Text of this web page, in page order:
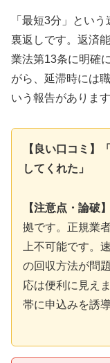
「最短3分」とい
裏返しです。返済
業法第13条に明確
がら、延滞時には
いう報告があります
【良い口コミ】
してくれた」
【注意点・論破】
拠です。正規業
上不可能です。
の回収方法が問
応は便利に見え
帯に申込みを誘